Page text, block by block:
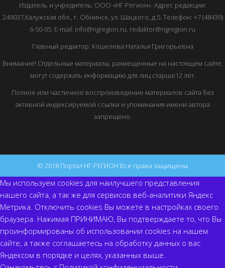
Издатель и учредитель: ООО «НГ-Регион». Адрес редакции:
249037,Калужская обл., г. Обнинск, ул. Шацкого, д.5. Телефон: +7 (48439)
6-50-05. E-mail: info@ngregion.ru, redaktor@ngregion.ru
Главный редактор: Кошелева Наталья Григорьевна
Внимание! Отдельные материалы, размещенные на настоящем сайте,
могут содержать информацию для лиц старше12 лет.
Полное или частичное воспроизведение материалов сайта без
активной индексируемой ссылки и упоминания имени автора
запрещено.
© 2018 Портал НГ-РЕГИОН Все права защищены
Мы используем cookies для наилучшего представления
нашего сайта, а так же для сервисов веб-аналитики Яндекс
Метрика. Отключить cookies Вы можете в настройках своего
браузера. Нажимая ПРИНИМАЮ, Вы подтверждаете то, что Вы
проинформированы об использовании cookies на нашем
сайте, а также соглашаетесь на обработку данных о вас
Яндексом в порядке и целях, указанных выше.